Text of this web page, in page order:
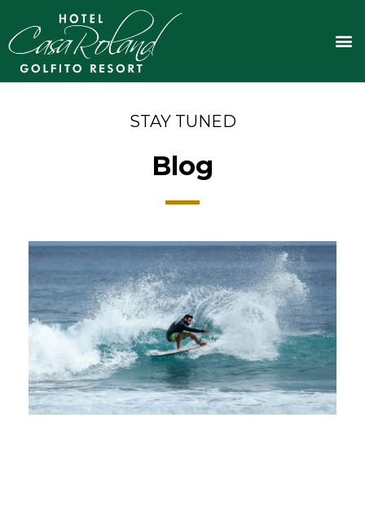
contenido
STAY TUNED
Blog